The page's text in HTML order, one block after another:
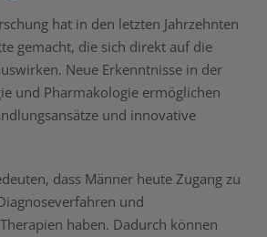
hat in den letzten Jahrzehnten
gemacht, die sich direkt auf die
Neue Erkenntnisse in der
und Pharmakologie ermöglichen
und innovative
dass Männer heute Zugang zu
und
haben. Dadurch können